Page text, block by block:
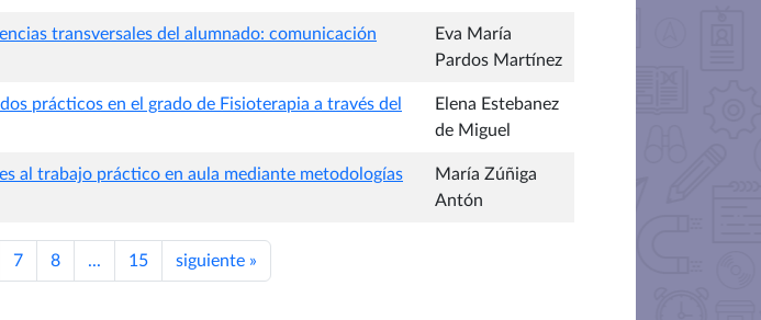
transversales del alumnado: comunicación
Eva María
Pardos Martínez
prácticos en el grado de Fisioterapia a través del
Elena Estebanez
de Miguel
al trabajo práctico en aula mediante metodologías
María Zúñiga
Antón
7 8 ... 15 siguiente »